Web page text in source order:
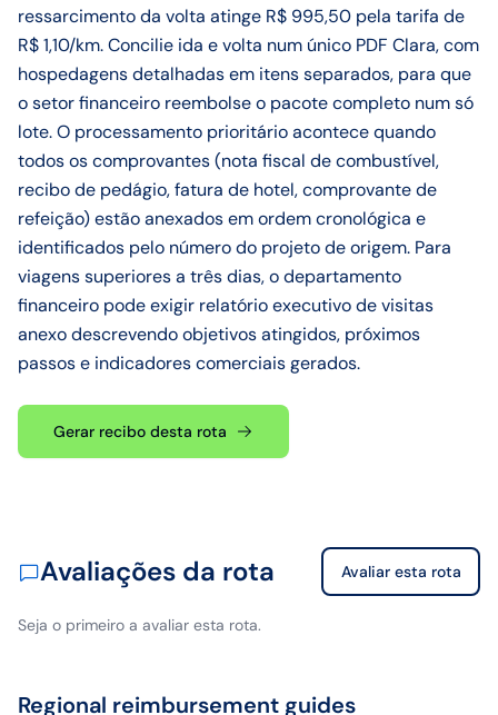
ressarcimento da volta atinge R$ 995,50 pela tarifa de
R$ 1,10/km. Concilie ida e volta num único PDF Clara, com
hospedagens detalhadas em itens separados, para que
o setor financeiro reembolse o pacote completo num só
lote. O processamento prioritário acontece quando
todos os comprovantes (nota fiscal de combustível,
recibo de pedágio, fatura de hotel, comprovante de
refeição) estão anexados em ordem cronológica e
identificados pelo número do projeto de origem. Para
viagens superiores a três dias, o departamento
financeiro pode exigir relatório executivo de visitas
anexo descrevendo objetivos atingidos, próximos
passos e indicadores comerciais gerados.
Gerar recibo desta rota
Avaliações da rota Avaliar esta rota
Seja o primeiro a avaliar esta rota.
Regional reimbursement guides